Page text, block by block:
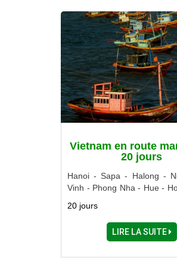
Vietnam en route
20 jours
Hanoi - Sapa - Halong -
Vinh - Phong Nha - Hue -
Tho - Ben Tre - Sadec - Long
20 jours
LIRE LA SUITE